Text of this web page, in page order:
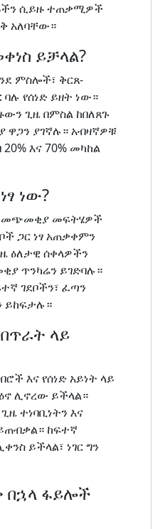
ሲይዙ ተጠቃሚዎች
አለባቸው።
ይቻላል?
ምስሎች፣ ቅርጸ-
የሰነድ ይዘት ነው።
ጊዜ በምስል ከበለጸጉ
ያገኛሉ። አብዛኛዎቹ
እና 70% መካከል
ነው?
መጭመቂያ መፍትሄዎች
ጋር ነፃ አጠቃቀምን
ዕለታዊ ሰቀላዎችን
ጥንካሬን ይገድባሉ።
ገደቦችን፣ ፈጣን
ይከፍታሉ።
ላይ
እና የሰነድ አይነት ላይ
ሊኖረው ይችላል።
ተነባቢነትን እና
ከፍተኛ
ይችላል፣ ነገር ግን
ፋይሎች